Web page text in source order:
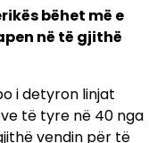
bëhet më e
në të gjithë
i detyron linjat
të tyre në 40 nga
vendin për të